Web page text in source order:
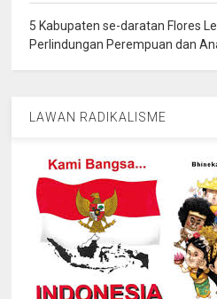
5 Kabupaten se-daratan Flores
Perlindungan Perempuan dan
LAWAN RADIKALISME